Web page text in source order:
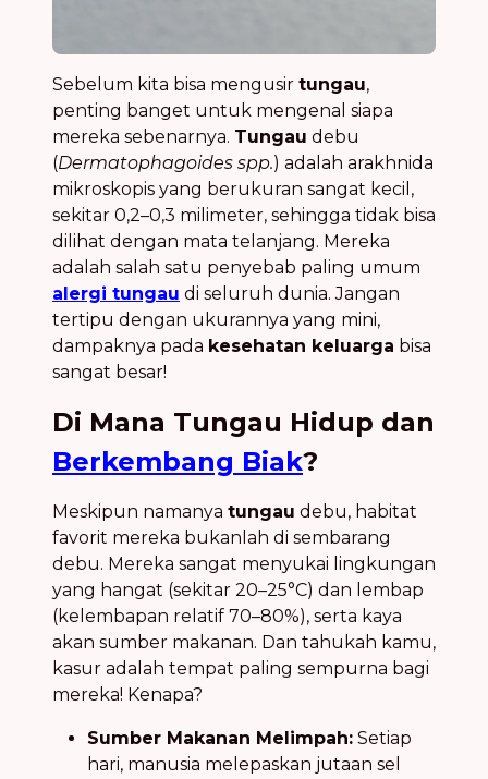
Sebelum kita bisa mengusir tungau,
penting banget untuk mengenal siapa
mereka sebenarnya. Tungau debu
(Dermatophagoides spp.) adalah arakhnida
mikroskopis yang berukuran sangat kecil,
sekitar 0,2–0,3 milimeter, sehingga tidak bisa
dilihat dengan mata telanjang. Mereka
adalah salah satu penyebab paling umum
alergi tungau di seluruh dunia. Jangan
tertipu dengan ukurannya yang mini,
dampaknya pada kesehatan keluarga bisa
sangat besar!
Di Mana Tungau Hidup dan
Berkembang Biak?
Meskipun namanya tungau debu, habitat
favorit mereka bukanlah di sembarang
debu. Mereka sangat menyukai lingkungan
yang hangat (sekitar 20–25°C) dan lembap
(kelembapan relatif 70–80%), serta kaya
akan sumber makanan. Dan tahukah kamu,
kasur adalah tempat paling sempurna bagi
mereka! Kenapa?
Sumber Makanan Melimpah: Setiap
hari, manusia melepaskan jutaan sel